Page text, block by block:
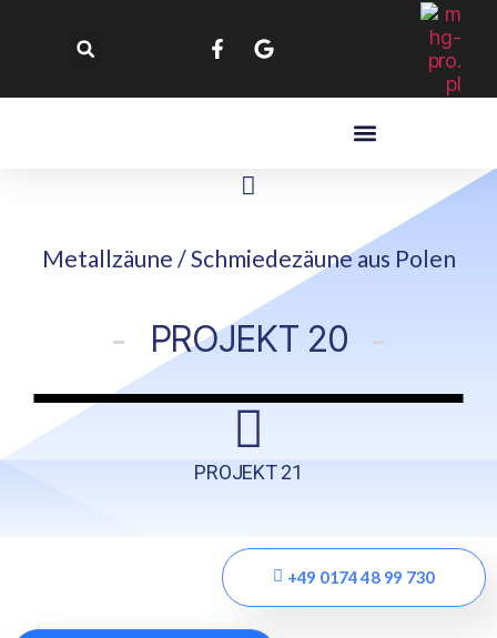
Metallzäune / Schmiedezäune​ aus Polen
PROJEKT 20
PROJEKT 21
+49 0174 48 99 730